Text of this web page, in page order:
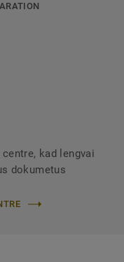
kad lengvai
dokumetus